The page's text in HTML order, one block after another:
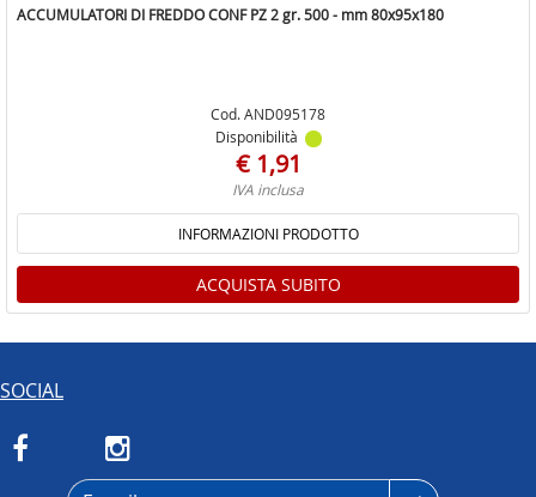
ACCUMULATORI DI FREDDO CONF PZ 2 gr. 500 - mm 80x95x180
Cod. AND095178
Disponibilità
€ 1,91
IVA inclusa
INFORMAZIONI PRODOTTO
ACQUISTA SUBITO
SOCIAL